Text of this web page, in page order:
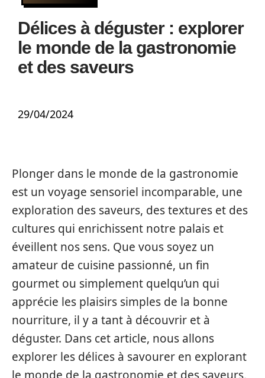
Délices à déguster : explorer
le monde de la gastronomie
et des saveurs
29/04/2024
Plonger dans le monde de la gastronomie
est un voyage sensoriel incomparable, une
exploration des saveurs, des textures et des
cultures qui enrichissent notre palais et
éveillent nos sens. Que vous soyez un
amateur de cuisine passionné, un fin
gourmet ou simplement quelqu’un qui
apprécie les plaisirs simples de la bonne
nourriture, il y a tant à découvrir et à
déguster. Dans cet article, nous allons
explorer les délices à savourer en explorant